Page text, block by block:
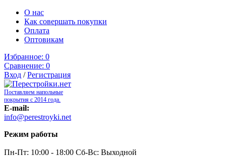
О нас
Как совершать покупки
Оплата
Оптовикам
Избранное: 0
Сравнение: 0
Вход /Регистрация
Поставляем напольные
покрытия с 2014 года.
E-mail:
info@perestroyki.net
Режим работы
Пн-Пт: 10:00 - 18:00 Сб-Вс: Выходной